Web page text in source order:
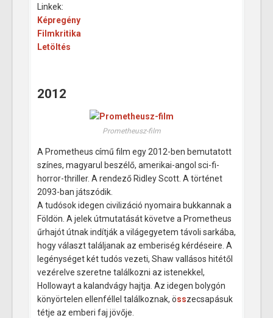
Linkek:
Képregény‎
Filmkritika
Letöltés
2012
Prometheusz-film
A Prometheus című film egy 2012-ben bemutatott
színes, magyarul beszélő, amerikai-angol sci-fi-
horror-thriller. A rendező Ridley Scott. A történet
2093-ban játszódik.
A tudósok idegen civilizáció nyomaira bukkannak a
Földön. A jelek útmutatását követve a Prometheus
űrhajót útnak indítják a világegyetem távoli sarkába,
hogy választ találjanak az emberiség kérdéseire. A
legénységet két tudós vezeti, Shaw vallásos hitétől
vezérelve szeretne találkozni az istenekkel,
Hollowayt a kalandvágy hajtja. Az idegen bolygón
könyörtelen ellenféllel találkoznak, összecsapásuk
tétje az emberi faj jövője.